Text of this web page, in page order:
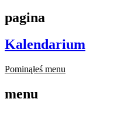
pagina
Kalendarium
Pominąłeś menu
menu